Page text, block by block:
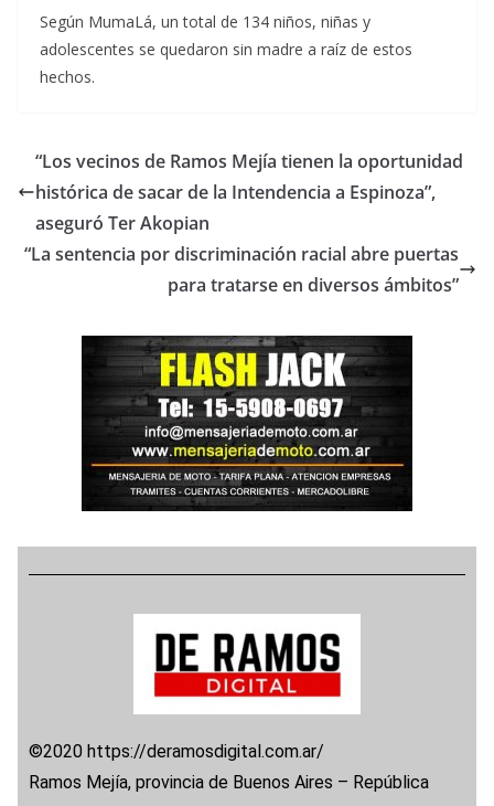
Según MumaLá, un total de 134 niños, niñas y
adolescentes se quedaron sin madre a raíz de estos
hechos.
“Los vecinos de Ramos Mejía tienen la oportunidad
histórica de sacar de la Intendencia a Espinoza”,
aseguró Ter Akopian
“La sentencia por discriminación racial abre puertas
para tratarse en diversos ámbitos”
©2020 https://deramosdigital.com.ar/
Ramos Mejía, provincia de Buenos Aires – República